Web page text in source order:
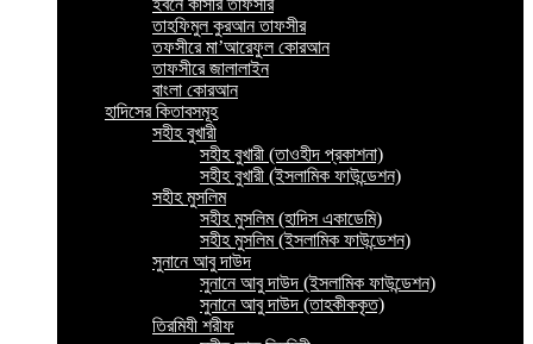
তাহফিমুল কুরআন তাফসীর
তফসীরে মা’আরেফুল কোরআন
তাফসীরে জালালাইন
বাংলা কোরআন
হাদিসের কিতাবসমূহ
সহীহ বুখারী
সহীহ বুখারী (তাওহীদ প্রকাশনা)
সহীহ বুখারী (ইসলামিক ফাউন্ডেশন)
সহীহ মুসলিম
সহীহ মুসলিম (হাদিস একাডেমি)
সহীহ মুসলিম (ইসলামিক ফাউন্ডেশন)
সুনানে আবু দাউদ
সুনানে আবু দাউদ (ইসলামিক ফাউন্ডেশন)
সুনানে আবু দাউদ (তাহকীককৃত)
তিরমিযী শরীফ